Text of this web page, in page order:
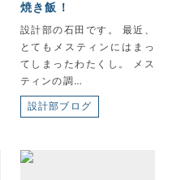
焼き飯！
設計部の石田です。 最近、
とてもメスティンにはまっ
てしまったわたくし。 メス
ティンの調…
設計部ブログ